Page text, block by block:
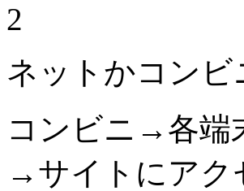
2
ネットかコン
コンビニ→各端
→サイトにアク